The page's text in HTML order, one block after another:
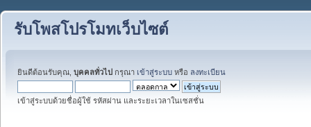
รับโพสโปรโมทเว็บไซต์
ยินดีต้อนรับคุณ, บุคคลทั่วไป กรุณา เข้าสู่ระบบ หรือ ลงทะเบียน
เข้าสู่ระบบด้วยชื่อผู้ใช้ รหัสผ่าน และระยะเวลาในเซสชั่น